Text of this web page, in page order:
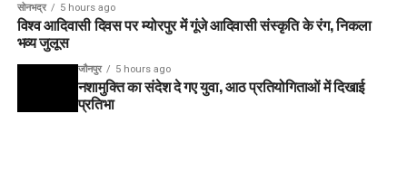
सोनभद्र 5 hours ago
विश्व आदिवासी दिवस पर म्योरपुर में गूंजे आदिवासी संस्कृति के रंग, निकला
भव्य जुलूस
जौनपुर 5 hours ago
नशामुक्ति का संदेश दे गए युवा, आठ प्रतियोगिताओं में दिखाई
प्रतिभा